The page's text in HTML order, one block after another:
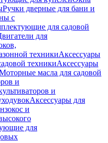
Ручки дверные для бани и
с
для садовой
для
техникиАксессуары
техникиАксессуары
масла для садовой
и
и
Аксессуары для
и
для